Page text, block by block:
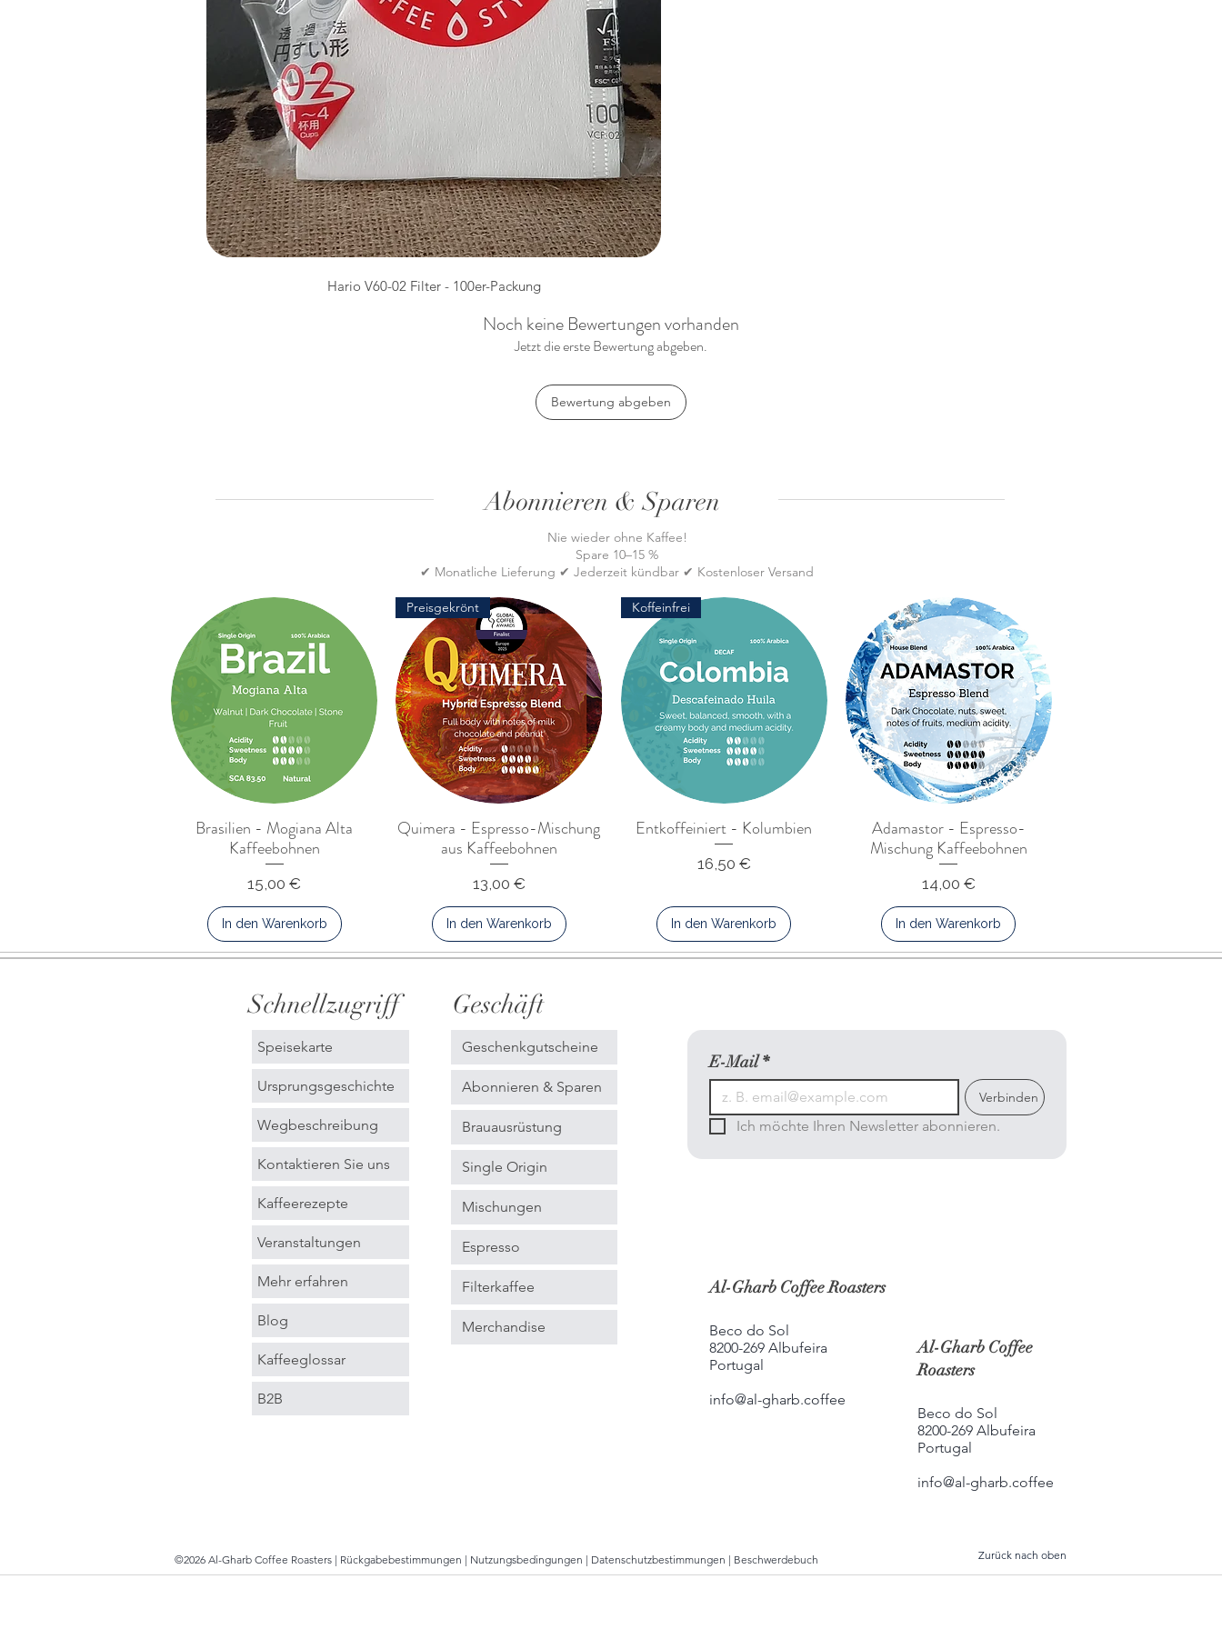
Hario V60-02 Filter - 100er-Packung
Noch keine Bewertungen vorhanden
Jetzt die erste Bewertung abgeben.
Bewertung abgeben
Abonnieren & Sparen
Nie wieder ohne Kaffee!
Spare 10–15 %
✔ Monatliche Lieferung ✔ Jederzeit kündbar ✔ Kostenloser Versand
Brasilien - Mogiana Alta
Kaffeebohnen
Preis
15,00 €
In den Warenkorb
Preisgekrönt
Quimera - Espresso-Mischung
aus Kaffeebohnen
Preis
13,00 €
In den Warenkorb
Koffeinfrei
Entkoffeiniert - Kolumbien
Preis
16,50 €
In den Warenkorb
Adamastor - Espresso-
Mischung Kaffeebohnen
Preis
14,00 €
In den Warenkorb
Schnellzugriff
Speisekarte
Ursprungsgeschichte
Wegbeschreibung
Kontaktieren Sie uns
Kaffeerezepte
Veranstaltungen
Mehr erfahren
Blog
Kaffeeglossar
B2B
Geschäft
Geschenkgutscheine
Abonnieren & Sparen
Brauausrüstung
Single Origin
Mischungen
Espresso
Filterkaffee
Merchandise
E-Mail *
Verbinden
Ich möchte Ihren Newsletter abonnieren.
Al-Gharb Coffee Roasters
Beco do Sol
8200-269 Albufeira
Portugal
info@al-gharb.coffee
Al-Gharb Coffee
Roasters
Beco do Sol
8200-269 Albufeira
Portugal
info@al-gharb.coffee
©2026 Al-Gharb Coffee Roasters | Rückgabebestimmungen | Nutzungsbedingungen | Datenschutzbestimmungen | Beschwerdebuch Zurück nach oben